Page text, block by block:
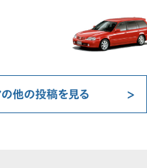
他の投稿を見る